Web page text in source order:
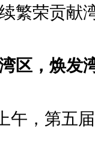
繁荣贡献
区，焕发
，第五届